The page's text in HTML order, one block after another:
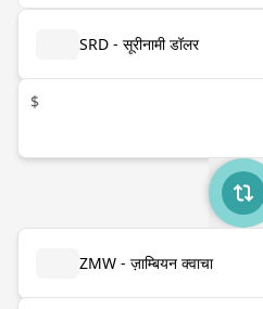
SRD - सूरीनामी डॉलर
$
ZMW - ज़ाम्बियन क्वाचा